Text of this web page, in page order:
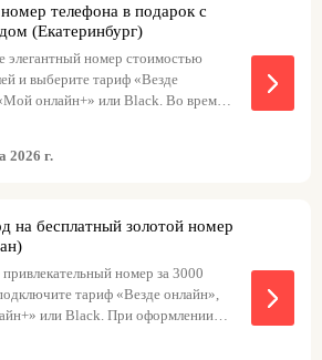
goldkazan1 с тарифом Black
телефона в подарок с
(Екатеринбург)
элегантный номер стоимостью
и выберите тариф «Везде
онлайн+» или Black. Во время
заказа введите промокод – и ваш
- goldekt3 с тарифом «Везде
2026 г.
на бесплатный золотой номер
номер за 3000
тариф «Везде онлайн»,
или Black. При оформлении
промокод, чтобы получить